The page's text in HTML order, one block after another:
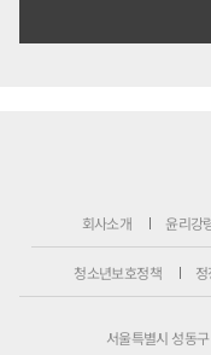
회사소개 윤리강
청소년보호정책
서울특별시 성동